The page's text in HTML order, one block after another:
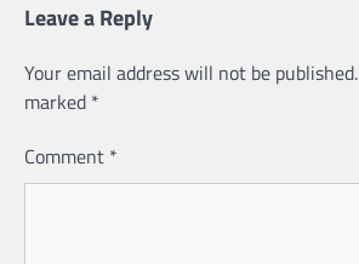
Leave a Reply
Your email address will not be published.
marked *
Comment *